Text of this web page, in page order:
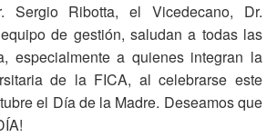
Sergio Ribotta, el Vicedecano, Dr.
de gestión, saludan a todas las
especialmente a quienes integran la
de la FICA, al celebrarse este
el Día de la Madre. Deseamos que